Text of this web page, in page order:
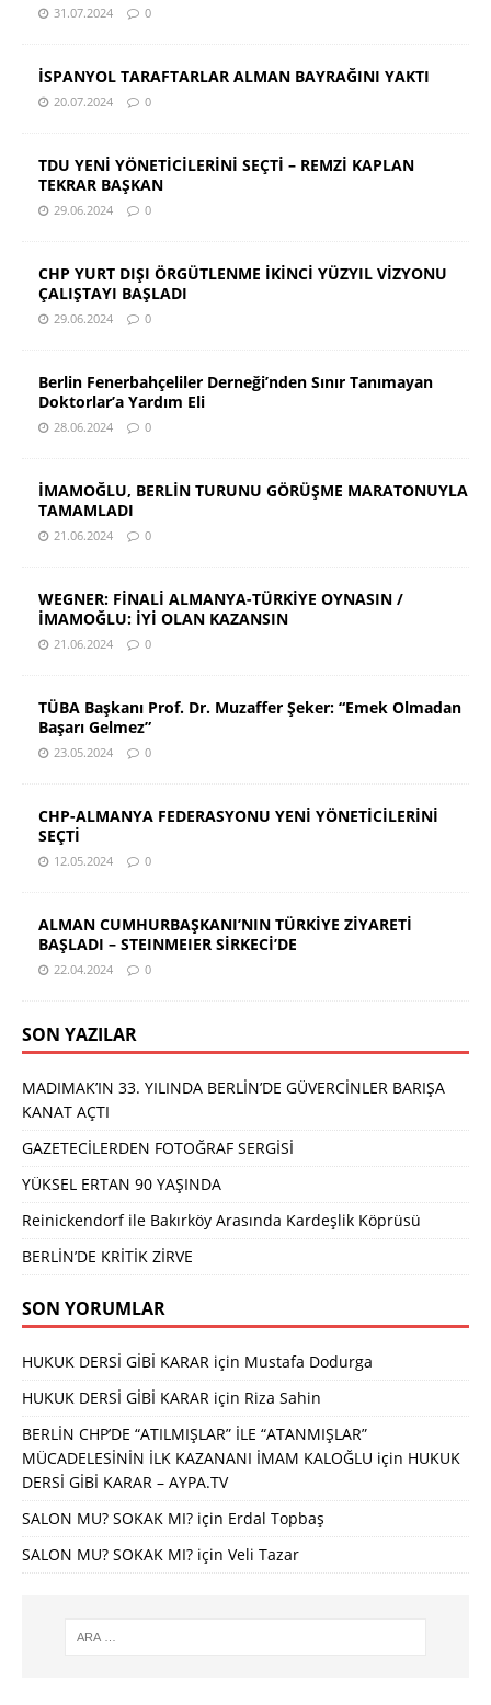
31.07.2024 0
İSPANYOL TARAFTARLAR ALMAN BAYRAĞINI YAKTI
20.07.2024 0
TDU YENİ YÖNETİCİLERİNİ SEÇTİ – REMZİ KAPLAN
TEKRAR BAŞKAN
29.06.2024 0
CHP YURT DIŞI ÖRGÜTLENME İKİNCİ YÜZYIL VİZYONU
ÇALIŞTAYI BAŞLADI
29.06.2024 0
Berlin Fenerbahçeliler Derneği’nden Sınır Tanımayan
Doktorlar’a Yardım Eli
28.06.2024 0
İMAMOĞLU, BERLİN TURUNU GÖRÜŞME MARATONUYLA
TAMAMLADI
21.06.2024 0
WEGNER: FİNALİ ALMANYA-TÜRKİYE OYNASIN /
İMAMOĞLU: İYİ OLAN KAZANSIN
21.06.2024 0
TÜBA Başkanı Prof. Dr. Muzaffer Şeker: “Emek Olmadan
Başarı Gelmez”
23.05.2024 0
CHP-ALMANYA FEDERASYONU YENİ YÖNETİCİLERİNİ
SEÇTİ
12.05.2024 0
ALMAN CUMHURBAŞKANI’NIN TÜRKİYE ZİYARETİ
BAŞLADI – STEINMEIER SİRKECİ’DE
22.04.2024 0
SON YAZILAR
MADIMAK’IN 33. YILINDA BERLİN’DE GÜVERCİNLER BARIŞA
KANAT AÇTI
GAZETECİLERDEN FOTOĞRAF SERGİSİ
YÜKSEL ERTAN 90 YAŞINDA
Reinickendorf ile Bakırköy Arasında Kardeşlik Köprüsü
BERLİN’DE KRİTİK ZİRVE
SON YORUMLAR
HUKUK DERSİ GİBİ KARAR için Mustafa Dodurga
HUKUK DERSİ GİBİ KARAR için Riza Sahin
BERLİN CHP’DE “ATILMIŞLAR” İLE “ATANMIŞLAR”
MÜCADELESİNİN İLK KAZANANI İMAM KALOĞLU için HUKUK
DERSİ GİBİ KARAR – AYPA.TV
SALON MU? SOKAK MI? için Erdal Topbaş
SALON MU? SOKAK MI? için Veli Tazar